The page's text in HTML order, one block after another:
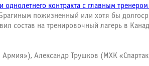
контракта с главным
пожизненный или хотя бы
состав на тренировочный лагерь в
Армия»), Александр Трушков (МХК